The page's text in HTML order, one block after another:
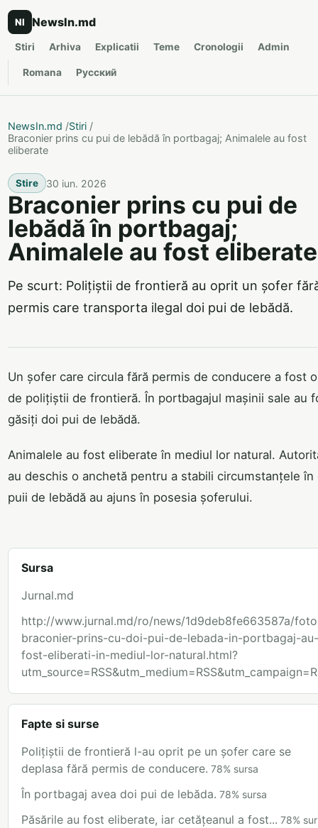
NI NewsIn.md
Stiri Arhiva Explicatii Teme Cronologii Admin
Romana Русский
NewsIn.md /Stiri /
Braconier prins cu pui de lebădă în portbagaj; Animalele au fost
eliberate
Stire 30 iun. 2026
Braconier prins cu pui de
lebădă în portbagaj;
Animalele au fost eliberate
Pe scurt: Polițiștii de frontieră au oprit un șofer
permis care transporta ilegal doi pui de lebădă.
Un șofer care circula fără permis de conducere a fost
de polițiștii de frontieră. În portbagajul mașinii sale au
găsiți doi pui de lebădă.
Animalele au fost eliberate în mediul lor natural.
au deschis o anchetă pentru a stabili circumstanțele în
puii de lebădă au ajuns în posesia șoferului.
Sursa
Jurnal.md
http://www.jurnal.md/ro/news/1d9deb8fe663587a/
braconier-prins-cu-doi-pui-de-lebada-in-portbagaj-au-
fost-eliberati-in-mediul-lor-natural.html?
Fapte si surse
Polițiștii de frontieră l-au oprit pe un șofer care se
deplasa fără permis de conducere. 78% sursa
În portbagaj avea doi pui de lebăda. 78% sursa
Păsările au fost eliberate, iar cetățeanul a fost... 78%